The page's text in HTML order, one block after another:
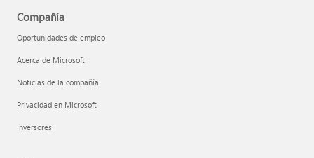
Compañía
Oportunidades de empleo
Acerca de Microsoft
Noticias de la compañía
Privacidad en Microsoft
Inversores